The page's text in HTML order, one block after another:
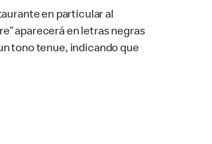
en particular al
aparecerá en letras negras
tono tenue, indicando que